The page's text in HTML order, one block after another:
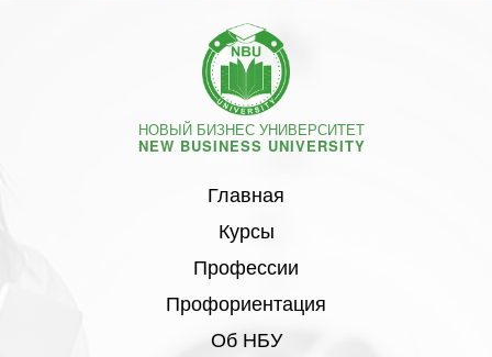
НОВЫЙ БИЗНЕС УНИВЕРСИТЕТ
NEW BUSINESS UNIVERSITY
Главная
Курсы
Профессии
Профориентация
Об НБУ